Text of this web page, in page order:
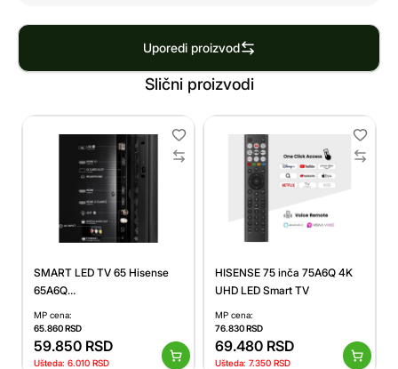
Uporedi proizvod
Slični proizvodi
SMART LED TV 65 Hisense
65A6Q
T/T2/C/S/S2
MP cena:
65.860RSD
59.850 RSD
Ušteda: 6.010 RSD
HISENSE 75 inča 75A6Q 4K
UHD LED Smart TV
MP cena:
76.830RSD
69.480 RSD
Ušteda: 7.350 RSD